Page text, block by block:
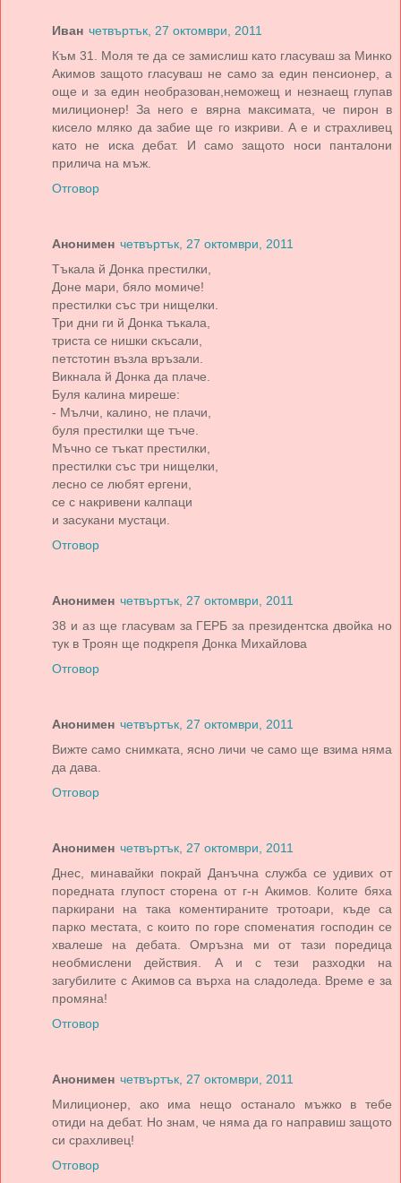
Иван четвъртък, 27 октомври, 2011
Към 31. Моля те да се замислиш като гласуваш за Минко
Акимов защото гласуваш не само за един пенсионер, а
още и за един необразован,неможещ и незнаещ глупав
милиционер! За него е вярна максимата, че пирон в
кисело мляко да забие ще го изкриви. А е и страхливец
като не иска дебат. И само защото носи панталони
прилича на мъж.
Отговор
Анонимен четвъртък, 27 октомври, 2011
Тъкала й Донка престилки,
Доне мари, бяло момиче!
престилки със три нищелки.
Три дни ги й Донка тъкала,
триста се нишки скъсали,
петстотин възла връзали.
Викнала й Донка да плаче.
Буля калина миреше:
- Мълчи, калино, не плачи,
буля престилки ще тъче.
Мъчно се тъкат престилки,
престилки със три нищелки,
лесно се любят ергени,
се с накривени калпаци
и засукани мустаци.
Отговор
Анонимен четвъртък, 27 октомври, 2011
38 и аз ще гласувам за ГЕРБ за президентска двойка но
тук в Троян ще подкрепя Донка Михайлова
Отговор
Анонимен четвъртък, 27 октомври, 2011
Вижте само снимката, ясно личи че само ще взима няма
да дава.
Отговор
Анонимен четвъртък, 27 октомври, 2011
Днес, минавайки покрай Данъчна служба се удивих от
поредната глупост сторена от г-н Акимов. Колите бяха
паркирани на така коментираните тротоари, къде са
парко местата, с които по горе споменатия господин се
хвалеше на дебата. Омръзна ми от тази поредица
необмислени действия. А и с тези разходки на
загубилите с Акимов са върха на сладоледа. Време е за
промяна!
Отговор
Анонимен четвъртък, 27 октомври, 2011
Милиционер, ако има нещо останало мъжко в тебе
отиди на дебат. Но знам, че няма да го направиш защото
си срахливец!
Отговор